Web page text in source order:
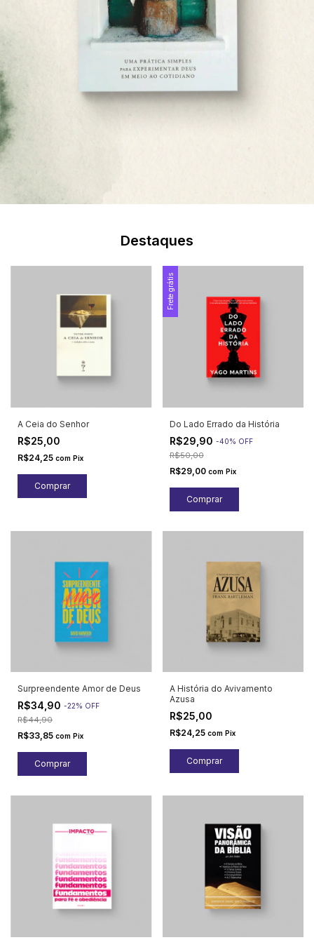
Destaques
A Ceia do Senhor
R$25,00
R$24,25 com Pix
Frete grátis
Do Lado Errado da História
R$29,90 -40% OFF
R$50,00
R$29,00 com Pix
Surpreendente Amor de Deus
R$34,90 -22% OFF
R$44,90
R$33,85 com Pix
A História do Avivamento
Azusa
R$25,00
R$24,25 com Pix